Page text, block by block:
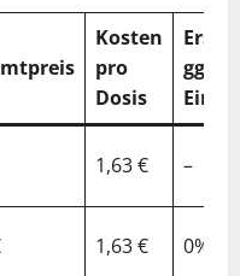
Kosten
pro
Dosis
ggü.
Einzel
1,63 € –
1,63 € 0%